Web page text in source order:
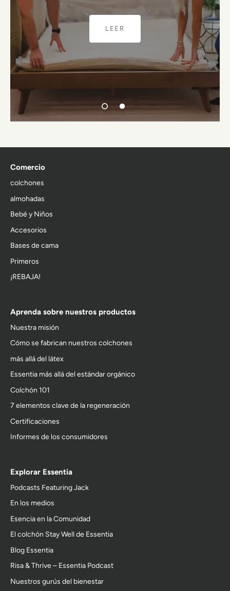
LEER
Comercio
colchones
almohadas
Bebé y Niños
Accesorios
Bases de cama
Primeros
¡REBAJA!
Aprenda sobre nuestros productos
Nuestra misión
Cómo se fabrican nuestros colchones
más allá del látex
Essentia más allá del estándar orgánico
Colchón 101
7 elementos clave de la regeneración
Certificaciones
Informes de los consumidores
Explorar Essentia
Podcasts Featuring Jack
En los medios
Esencia en la Comunidad
El colchón Stay Well de Essentia
Blog Essentia
Risa & Thrive – Essentia Podcast
Nuestros gurús del bienestar